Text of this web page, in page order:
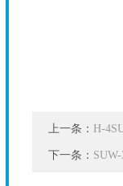
上一条： H-
下一条：